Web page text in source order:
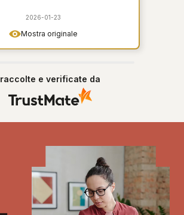
Mostra originale
2026-01-23
raccolte e verificate da